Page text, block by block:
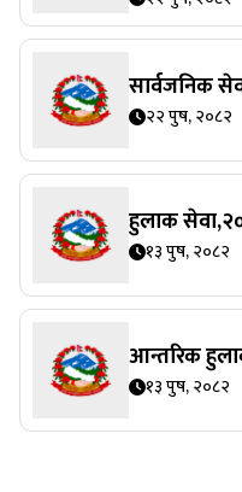
सार्वजनिक
२२ पुष, २०८२
हुलाक
१३ पुष, २०८२
आन्तरिक
१३ पुष, २०८२